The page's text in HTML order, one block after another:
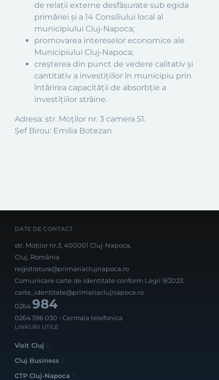
de relaţii externe desfăşurate sub egida
primăriei şi a 14 Consiliului local al
municipiului Cluj-Napoca;
promovarea intereselor economice ale
Municipiului Cluj-Napoca;
creşterea din punct de vedere calitativ şi
cantitativ a investiţiilor în municipiu prin
întărirea capacităţii de absorbţie a
investiţiilor străine.
Adresa: str. Moţilor nr. 3 camera 51.
Șef Birou: Emilia Botezan
DATE DE CONTACT
str. Moților nr.3, 400001 Cluj-Napoca,
Cluj, România
registratura@primariaclujnapoca.ro
Comunicare carte de identitate conform Legii 9/2023:
carte_identitate@primariaclujnapoca.ro
0264984
0264 596 030 - Centrala telefonica
LINKURI UTILE
Visit Cluj
Cluj Business
CTP Cluj-Napoca